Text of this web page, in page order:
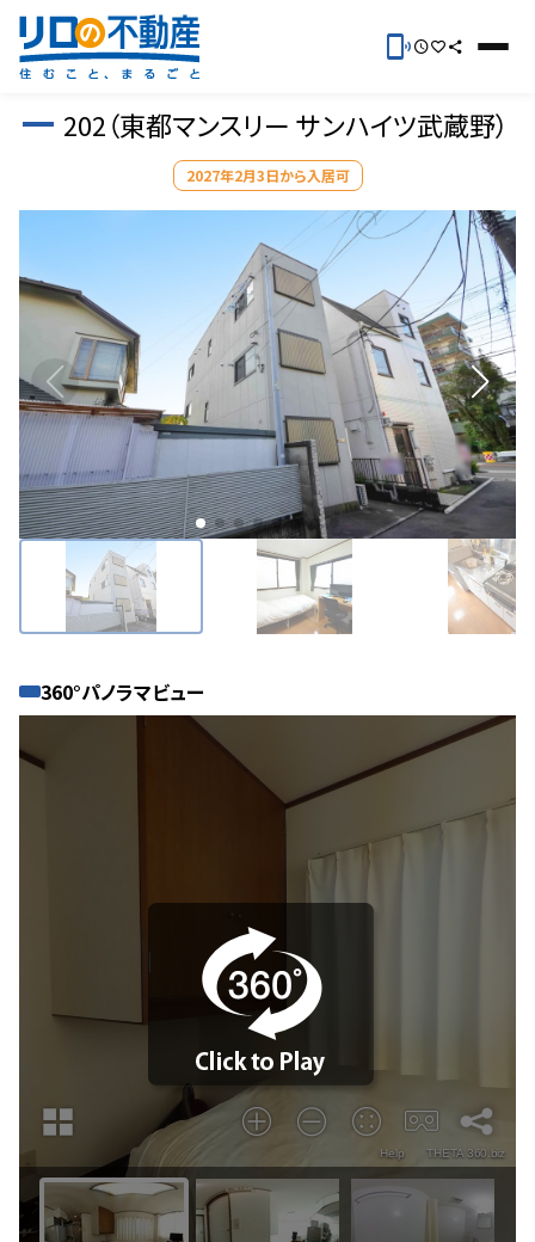
202（東都マンスリー サンハイツ武蔵野）
2027年2月3日から入居可
360°パノラマビュー